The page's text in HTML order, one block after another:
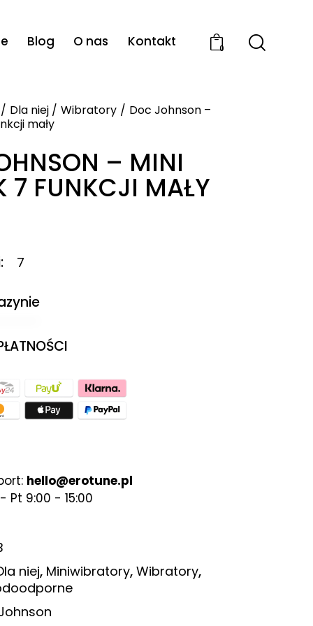
Blog O nas Kontakt 0
Dla niej Wibratory
Doc Johnson –
mały
– MINI
7 FUNKCJI MAŁY
7
hello@erotune.pl
Pt 9:00 - 15:00
niej, Miniwibratory, Wibratory,